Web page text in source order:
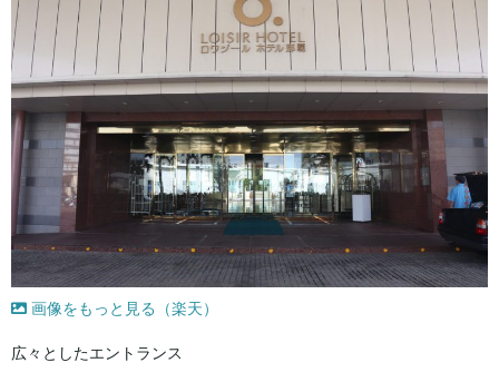
画像をもっと見る（楽天）
広々としたエントランス